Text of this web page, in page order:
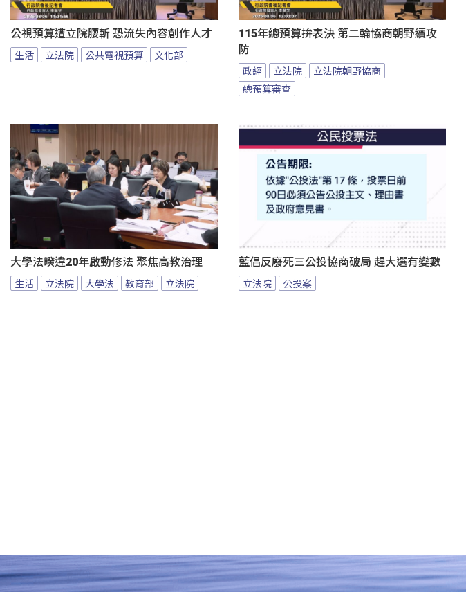
公視預算遭立院腰斬 恐流失內容創作人才
生活 立法院 公共電視預算 文化部
115年總預算拚表決 第二輪協商朝野續攻
防
政經 立法院
立法院朝野協商
總預算審查
大學法暌違20年啟動修法 聚焦高教治理
生活 立法院 大學法 教育部 立法院
藍倡反廢死三公投協商破局 趕大選有變數
立法院 公投案